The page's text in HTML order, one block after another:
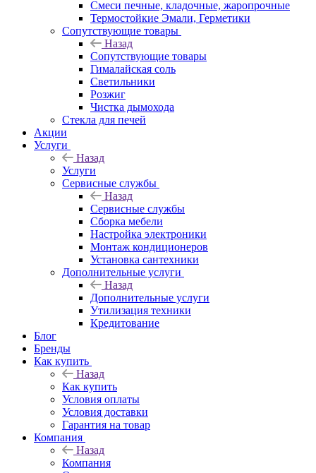
Смеси печные, кладочные, жаропрочные
Термостойкие Эмали, Герметики
Сопутствующие товары
Назад
Сопутствующие товары
Гималайская соль
Светильники
Розжиг
Чистка дымохода
Стекла для печей
Акции
Услуги
Назад
Услуги
Сервисные службы
Назад
Сервисные службы
Сборка мебели
Настройка электроники
Монтаж кондиционеров
Установка сантехники
Дополнительные услуги
Назад
Дополнительные услуги
Утилизация техники
Кредитование
Блог
Бренды
Как купить
Назад
Как купить
Условия оплаты
Условия доставки
Гарантия на товар
Компания
Назад
Компания